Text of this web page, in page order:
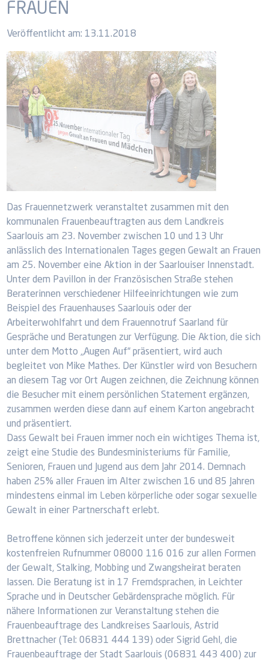
FRAUEN
Veröffentlicht am: 13.11.2018
Das Frauennetzwerk veranstaltet zusammen mit den
kommunalen Frauenbeauftragten aus dem Landkreis
Saarlouis am 23. November zwischen 10 und 13 Uhr
anlässlich des Internationalen Tages gegen Gewalt an Frauen
am 25. November eine Aktion in der Saarlouiser Innenstadt.
Unter dem Pavillon in der Französischen Straße stehen
Beraterinnen verschiedener Hilfeeinrichtungen wie zum
Beispiel des Frauenhauses Saarlouis oder der
Arbeiterwohlfahrt und dem Frauennotruf Saarland für
Gespräche und Beratungen zur Verfügung. Die Aktion, die sich
unter dem Motto „Augen Auf“ präsentiert, wird auch
begleitet von Mike Mathes. Der Künstler wird von Besuchern
an diesem Tag vor Ort Augen zeichnen, die Zeichnung können
die Besucher mit einem persönlichen Statement ergänzen,
zusammen werden diese dann auf einem Karton angebracht
und präsentiert.
Dass Gewalt bei Frauen immer noch ein wichtiges Thema ist,
zeigt eine Studie des Bundesministeriums für Familie,
Senioren, Frauen und Jugend aus dem Jahr 2014. Demnach
haben 25% aller Frauen im Alter zwischen 16 und 85 Jahren
mindestens einmal im Leben körperliche oder sogar sexuelle
Gewalt in einer Partnerschaft erlebt.
Betroffene können sich jederzeit unter der bundesweit
kostenfreien Rufnummer 08000 116 016 zur allen Formen
der Gewalt, Stalking, Mobbing und Zwangsheirat beraten
lassen. Die Beratung ist in 17 Fremdsprachen, in Leichter
Sprache und in Deutscher Gebärdensprache möglich. Für
nähere Informationen zur Veranstaltung stehen die
Frauenbeauftrage des Landkreises Saarlouis, Astrid
Brettnacher (Tel: 06831 444 139) oder Sigrid Gehl, die
Frauenbeauftrage der Stadt Saarlouis (06831 443 400) zur